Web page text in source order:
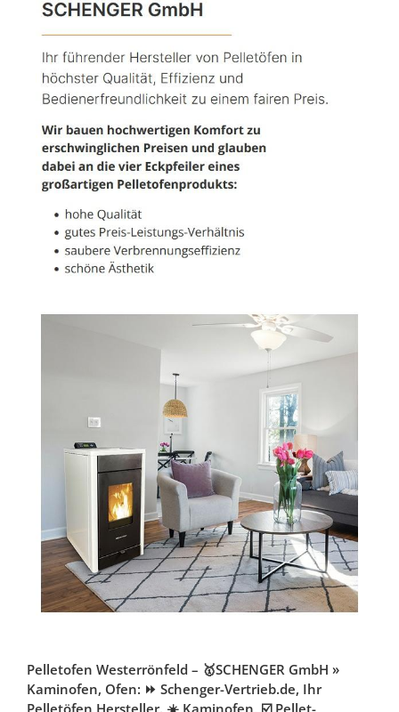
Pelletofen Westerrönfeld – 🥇SCHENGER GmbH »
Kaminofen, Ofen: ⏩ Schenger-Vertrieb.de, Ihr